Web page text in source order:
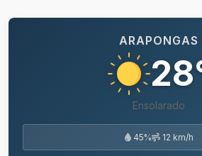
ARAPONGAS
Ensolarado
45% 12 km/h